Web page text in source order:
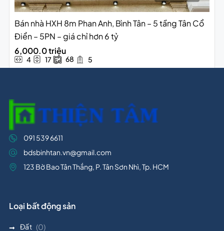
Bán nhà HXH 8m Phan Anh, Bình Tân – 5 tầng Tân Cổ
Điển – 5PN – giá chỉ hơn 6 tỷ
6,000.0 triệu
4 17 68 5
091 539 6611
bdsbinhtan.vn@gmail.com
123 Bờ Bao Tân Thắng, P. Tân Sơn Nhì, Tp. HCM
Loại bất động sản
Đất (0)